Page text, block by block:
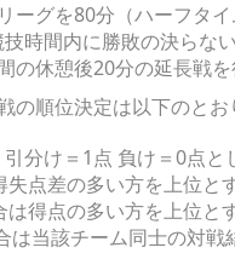
ーグを80分（ハーフタ
時間内に勝敗の決らな
の休憩後20分の延長戦
の順位決定は以下のとお
分け＝1点 負け＝0点と
点差の多い方を上位とす
得点の多い方を上位とす
は当該チーム同士の対戦